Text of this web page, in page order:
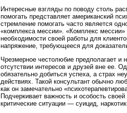
Интересные взгляды по поводу столь
помогать представляет американский
стремление помогать часто является
«комплекса мессии». «Комплекс
необходимости своей работы для
напряжение, требующееся для
Чрезмерное честолюбие предполагает и
отсутствии интересов и друзей вне ее.
обязательно добиться успеха, а страх
действиях. Такой консультант обычно
как он замечательно
Подчеркивает важность и особость
критические ситуации — суицид,